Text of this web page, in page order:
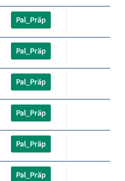
Pal_Präp
Pal_Präp
Pal_Präp
Pal_Präp
Pal_Präp
Pal_Präp